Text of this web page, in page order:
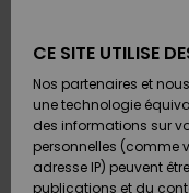
&
&
FEMME
A
SURF
SNOW
CE SITE UTILISE
Nos partenaires et
une technologie
des informations sur
personnelles (comme
adresse IP) peuvent
publications et du